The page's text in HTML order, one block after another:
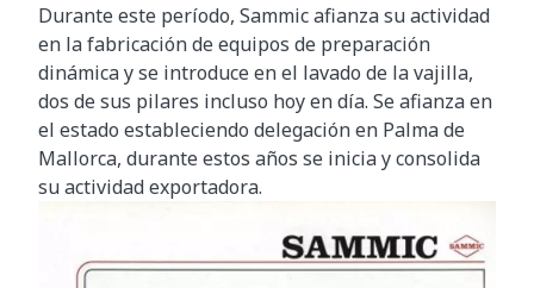
Durante este período, Sammic afianza su actividad
en la fabricación de equipos de preparación
dinámica y se introduce en el lavado de la vajilla,
dos de sus pilares incluso hoy en día. Se afianza en
el estado estableciendo delegación en Palma de
Mallorca, durante estos años se inicia y consolida
su actividad exportadora.